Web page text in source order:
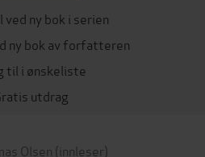
ved ny bok i serien
ny bok av forfatteren
til i ønskeliste
utdrag
Olsen (innleser)